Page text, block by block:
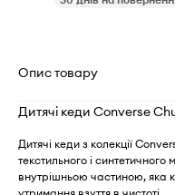
Опис товару
Дитячі кеди Converse
Дитячі кеди з колекції
текстильного і
внутрішньою частиною, яка